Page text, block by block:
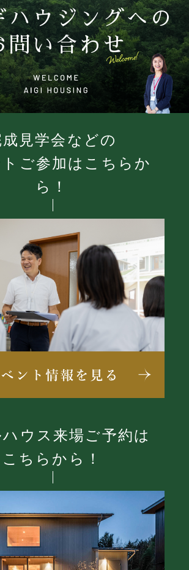
ハウジングへの
問い合わせ
成見学会などの
ご参加はこちらか
ら！
ウス来場ご予約は
こちらから！